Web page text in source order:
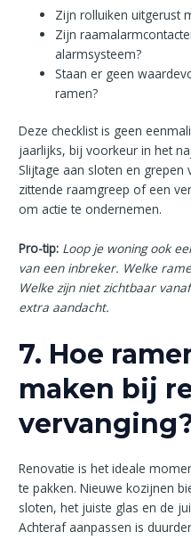
Zijn rolluiken uitgerust
Zijn
alarmsysteem?
Staan er geen
ramen?
Deze checklist is geen
jaarlijks, bij voorkeur in het
Slijtage aan sloten en grepen
zittende raamgreep of een
om actie te ondernemen.
Pro-tip: Loop je woning ook
van een inbreker. Welke
Welke zijn niet zichtbaar
extra aandacht.
7. Hoe
maken bij
Renovatie is het ideale
te pakken. Nieuwe kozijnen
sloten, het juiste glas en de
Achteraf aanpassen is